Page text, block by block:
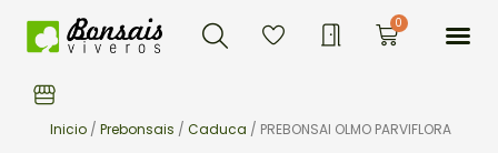
Buscar 0Carrito
Inicio / Prebonsais / Caduca / PREBONSAI OLMO PARVIFLORA